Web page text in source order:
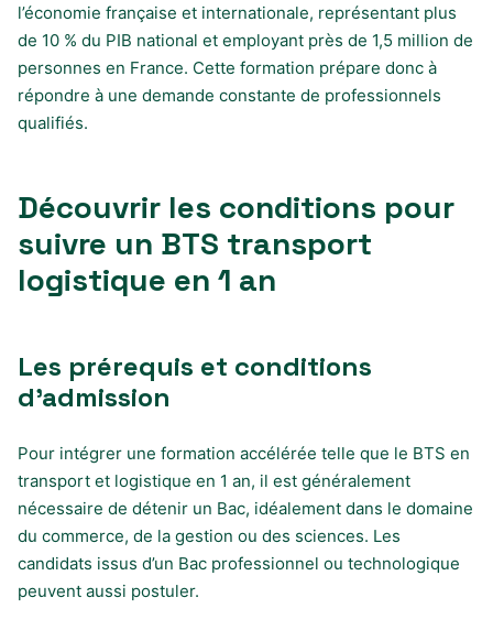
l’économie française et internationale, représentant plus
de 10 % du PIB national et employant près de 1,5 million de
personnes en France. Cette formation prépare donc à
répondre à une demande constante de professionnels
qualifiés.
Découvrir les conditions pour
suivre un BTS transport
logistique en 1 an
Les prérequis et conditions
d’admission
Pour intégrer une formation accélérée telle que le BTS en
transport et logistique en 1 an, il est généralement
nécessaire de détenir un Bac, idéalement dans le domaine
du commerce, de la gestion ou des sciences. Les
candidats issus d’un Bac professionnel ou technologique
peuvent aussi postuler.